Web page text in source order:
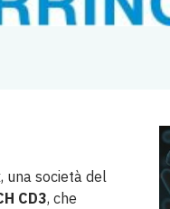
, una società del
CD3, che